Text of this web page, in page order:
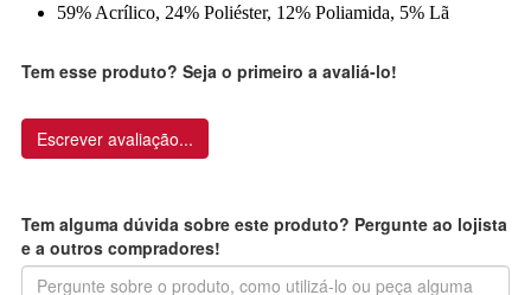
59% Acrílico, 24% Poliéster, 12% Poliamida, 5% Lã
Tem esse produto? Seja o primeiro a avaliá-lo!
Escrever avaliação...
Tem alguma dúvida sobre este produto? Pergunte ao lojista
e a outros compradores!